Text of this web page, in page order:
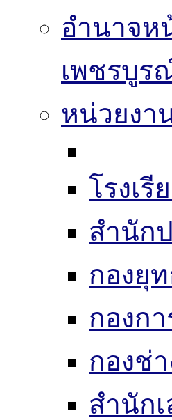
อำนาจห
เพชรบูร
หน่วยงา
โรงเ
สำนัก
กองยุ
กองก
กองช่า
สำนัก